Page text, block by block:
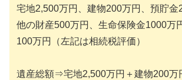
宅地2,500万円、建物200万円、預貯金
他の財産500万円、生命保険金1000万
100万円（左記は相続税評価）
遺産総額⇒宅地2,500万円＋建物200万